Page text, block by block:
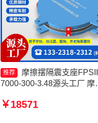
推荐
摩擦摆隔震支座
7000-300-3.48源头工厂 摩
3.48厂家 摩擦摆隔震支座
￥18571